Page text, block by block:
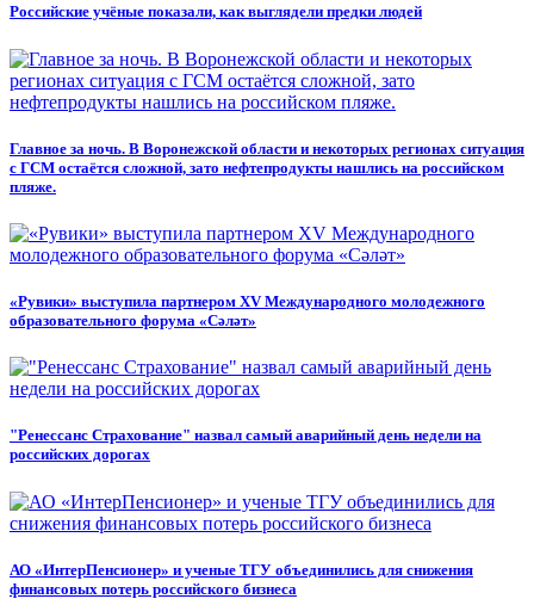
Российские учёные показали, как выглядели предки людей
Главное за ночь. В Воронежской области и некоторых регионах ситуация
с ГСМ остаётся сложной, зато нефтепродукты нашлись на российском
пляже.
«Рувики» выступила партнером XV Международного молодежного
образовательного форума «Сәләт»
"Ренессанс Страхование" назвал самый аварийный день недели на
российских дорогах
АО «ИнтерПенсионер» и ученые ТГУ объединились для снижения
финансовых потерь российского бизнеса